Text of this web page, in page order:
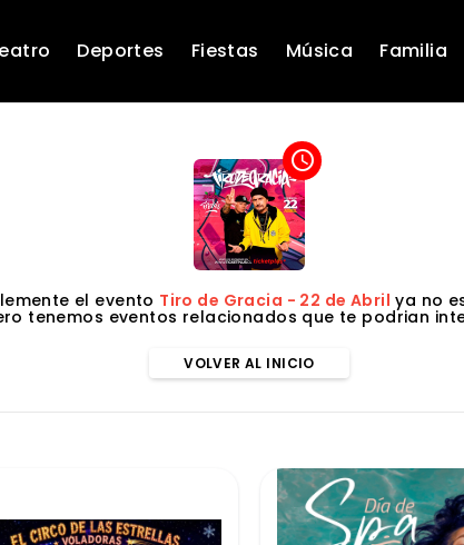
Deportes Fiestas Música Familia
access_time
el evento Tiro de Gracia - 22 de Abril ya no
tenemos eventos relacionados que te podrian
VOLVER AL INICIO